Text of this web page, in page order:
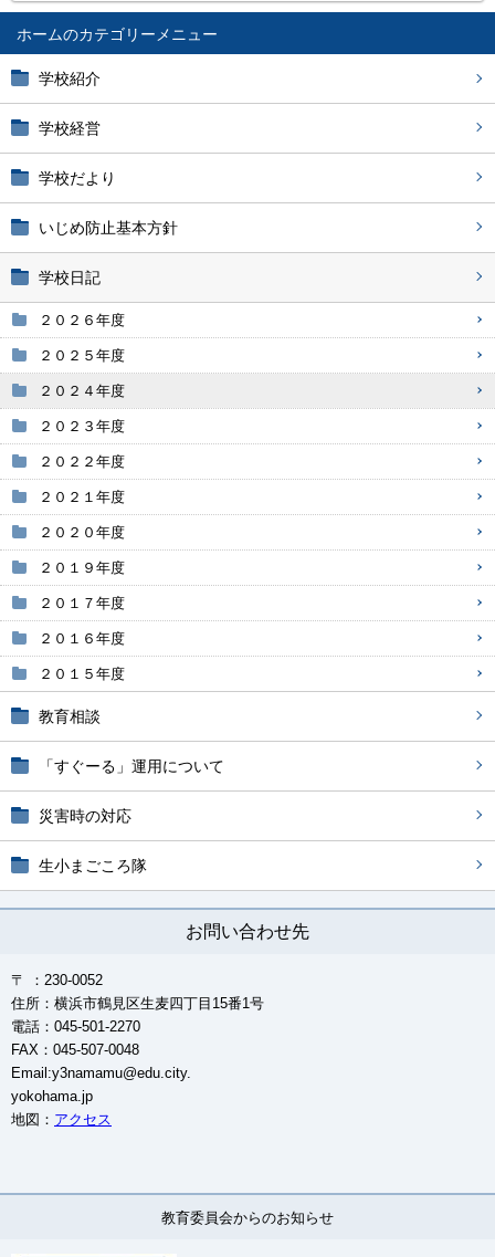
ホーム
学校紹介
学校経営
学校だより
いじめ防止基本方針
学校日記
２０２６年度
２０２５年度
２０２４年度
２０２３年度
２０２２年度
２０２１年度
２０２０年度
２０１９年度
２０１７年度
２０１６年度
２０１５年度
教育相談
「すぐーる」運用について
災害時の対応
生小まごころ隊
お問い合わせ先
〒 ：230-0052
住所：横浜市鶴見区生麦四丁目15番1号
電話：045-501-2270
FAX：045-507-0048
Email:y3namamu@edu.city.
yokohama.jp
地図： アクセス
教育委員会からのお知らせ